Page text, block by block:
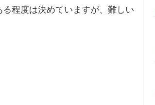
程度は決めていますが、難しい